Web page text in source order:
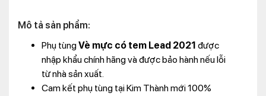
Mô tả sản phẩm:
Phụ tùngVè mực có tem Lead 2021 được
nhập khẩu chính hãng và được bảo hành nếu lỗi
từ nhà sản xuất.
Cam kết phụ tùng tại Kim Thành mới 100%